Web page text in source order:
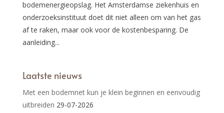
bodemenergieopslag. Het Amsterdamse ziekenhuis en
onderzoeksinstituut doet dit niet alleen om van het gas
af te raken, maar ook voor de kostenbesparing. De
aanleiding...
Laatste nieuws
Met een bodemnet kun je klein beginnen en eenvoudig
uitbreiden 29-07-2026